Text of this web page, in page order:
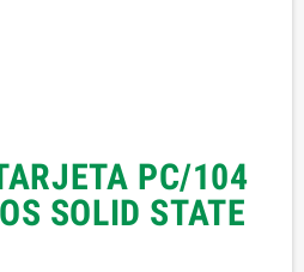
PC/104
SOLID STATE